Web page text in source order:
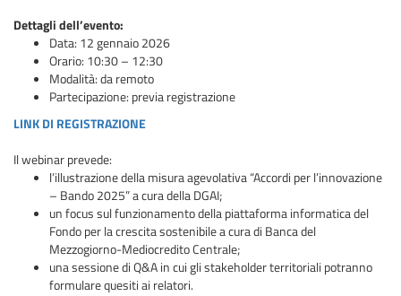
Dettagli dell’evento:
Data: 12 gennaio 2026
Orario: 10:30 – 12:30
Modalità: da remoto
Partecipazione: previa registrazione
LINK DI REGISTRAZIONE
Il webinar prevede:
l’illustrazione della misura agevolativa “Accordi per l’innovazione
– Bando 2025” a cura della DGAI;
un focus sul funzionamento della piattaforma informatica del
Fondo per la crescita sostenibile a cura di Banca del
Mezzogiorno-Mediocredito Centrale;
una sessione di Q&A in cui gli stakeholder territoriali potranno
formulare quesiti ai relatori.